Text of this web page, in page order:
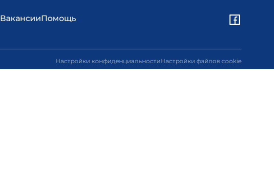
ВакансииПомощь
Настройки конфиденциальностиНастройки файлов cookie